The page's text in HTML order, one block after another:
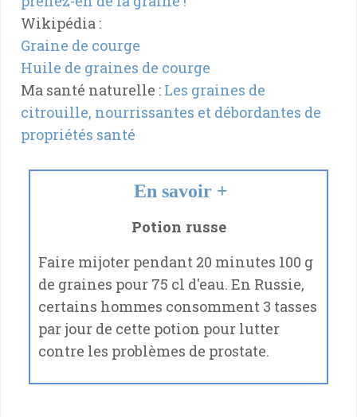
Wikipédia :
Graine de courge
Huile de graines de courge
Ma santé naturelle : Les graines de
citrouille, nourrissantes et débordantes de
propriétés santé
En savoir +
Potion russe
Faire mijoter pendant 20 minutes 100 g
de graines pour 75 cl d'eau. En Russie,
certains hommes consomment 3 tasses
par jour de cette potion pour lutter
contre les problèmes de prostate.